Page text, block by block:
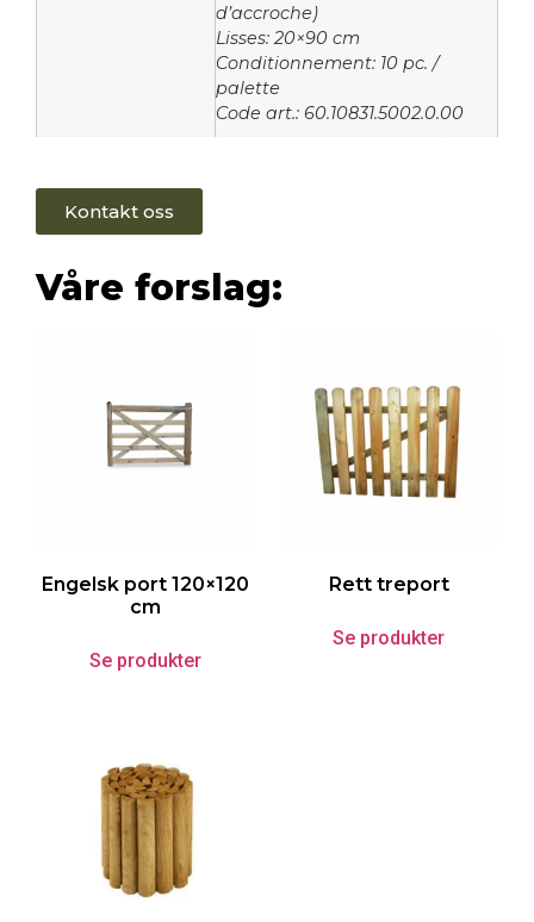
d’accroche)
Lisses: 20×90 cm
Conditionnement: 10 pc. /
palette
Code art.: 60.10831.5002.0.00
Kontakt oss
Våre forslag:
Engelsk port 120×120
cm
Se produkter
Rett treport
Se produkter